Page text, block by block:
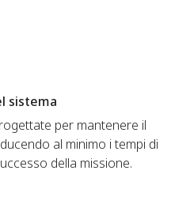
sistema
per mantenere il
al minimo i tempi di
della missione.